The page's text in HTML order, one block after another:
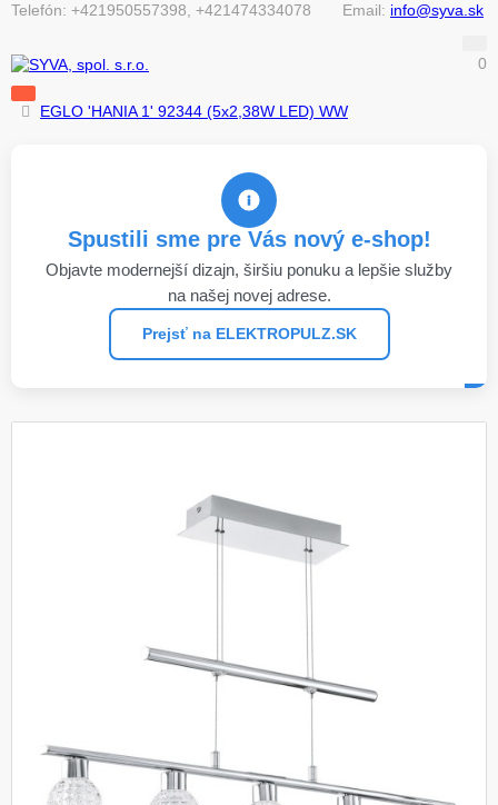
Telefón: +421950557398, +421474334078 Email: info@syva.sk
0
EGLO 'HANIA 1' 92344 (5x2,38W LED) WW
Spustili sme pre Vás nový e-shop!
Objavte modernejší dizajn, širšiu ponuku a lepšie služby
na našej novej adrese.
Prejsť na ELEKTROPULZ.SK